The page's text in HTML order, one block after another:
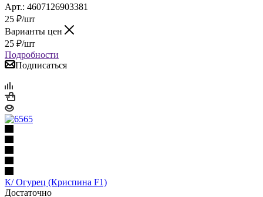
Арт.: 4607126903381
25 ₽/шт
Варианты цен
25 ₽/шт
Подробности
Подписаться
К/ Огурец (Криспина F1)
Достаточно